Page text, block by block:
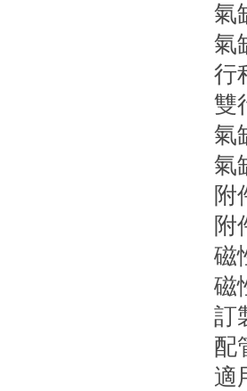
氣
氣
行
雙
氣
氣
附
附
磁
磁
訂
配
適